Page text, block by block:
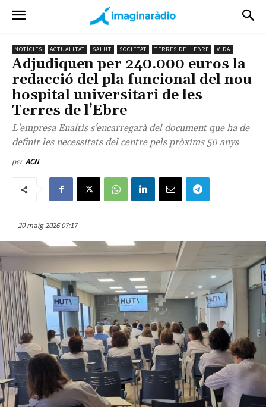
NOTÍCIES ACTUALITAT SALUT SOCIETAT TERRES DE L'EBRE VIDA
Adjudiquen per 240.000 euros la
redacció del pla funcional del nou
hospital universitari de les
Terres de l’Ebre
L'empresa Enaltis s'encarregarà del document que ha de
definir les necessitats del centre pels pròxims 50 anys
per ACN
20 maig 2026 07:17